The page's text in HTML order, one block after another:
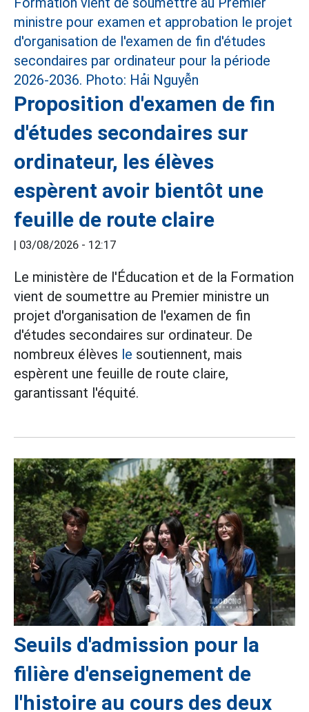
Proposition d'examen de fin
d'études secondaires sur
ordinateur, les élèves
espèrent avoir bientôt une
feuille de route claire
| 03/08/2026 - 12:17
Le ministère de l'Éducation et de la Formation
vient de soumettre au Premier ministre un
projet d'organisation de l'examen de fin
d'études secondaires sur ordinateur. De
nombreux élèves le soutiennent, mais
espèrent une feuille de route claire,
garantissant l'équité.
Seuils d'admission pour la
filière d'enseignement de
l'histoire au cours des deux